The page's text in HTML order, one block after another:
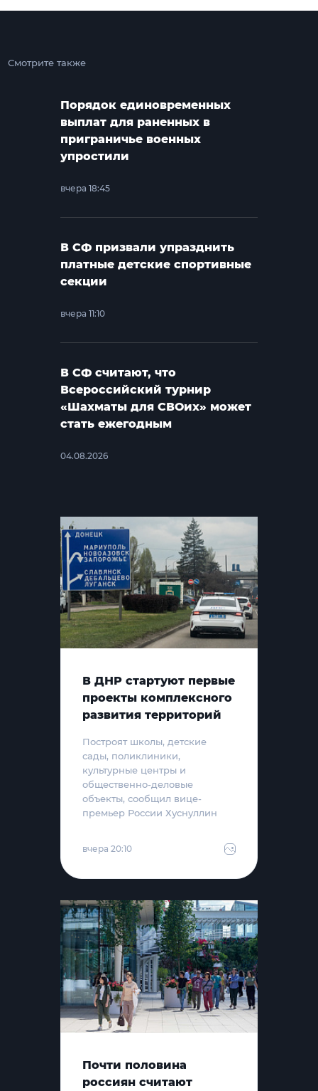
Смотрите также
Порядок единовременных
выплат для раненных в
приграничье военных
упростили
вчера 18:45
В СФ призвали упразднить
платные детские спортивные
секции
вчера 11:10
В СФ считают, что
Всероссийский турнир
«Шахматы для СВОих» может
стать ежегодным
04.08.2026
В ДНР стартуют первые
проекты комплексного
развития территорий
Построят школы, детские
сады, поликлиники,
культурные центры и
общественно-деловые
объекты, сообщил вице-
премьер России Хуснуллин
вчера 20:10
Почти половина
россиян считают